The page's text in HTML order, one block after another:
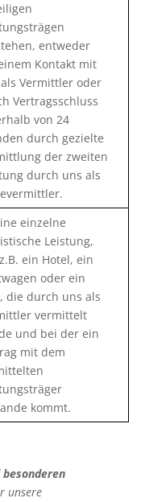
entweder
Kontakt mit
Vermittler oder
Vertragsschluss
von 24
durch gezielte
der zweiten
durch uns als
einzelne
Leistung,
ein Hotel, ein
oder ein
die durch uns als
vermittelt
und bei der ein
mit dem
kommt.
unsere